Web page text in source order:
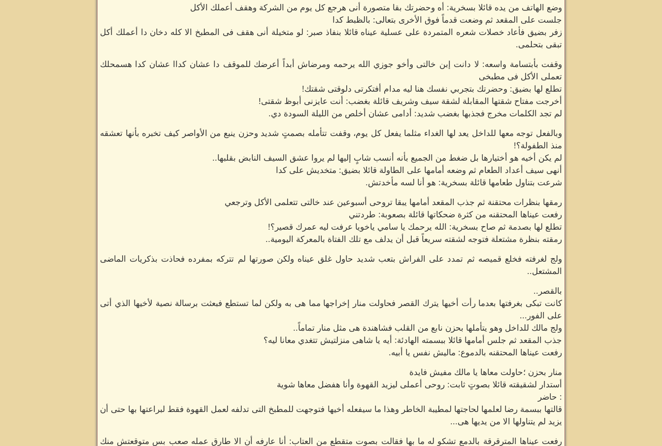
وضع الهاتف من يده قائلا بسخرية: أه وحضرتك بقا متصورة أنى هرجع كل يوم من الشركة وهقف أعملك الأكل
جلست على المقعد ثم وضعت قدماً فوق الأخرى بتعالى: بالظبط كدا
زفر بضيق فأعاد خصلات شعره المتمردة على عسلية عيناه قائلا بنفاذ صبر: لو متخيلة أنى هقف فى المطبخ الا كله دخان دا أعملك أكل
تبقى بتحلمى.
وقفت بأبتسامة واسعه: لا دانت إبن خالتى وأخو جوزي الله يرحمه ومرضاش أبداً أعرضك للموقف دا عشان كداا عشان كدا هسمحلك
تعملى الأكل فى مطبخى
تطلع لها بضيق: وحضرتك بتجربي نفسك هنا ليه مدام أفتكرتى دلوقتى شقتك!
أخرجت مفتاح شقتها المقابلة لشقة سيف وشريف قائلة بغضب: أنت عايزنى أبوظ شقتى!
لم تجد الكلمات مخرج فجذبها بغضب شديد: أدامى عشان أخلص من الليلة السودة دي.
وبالفعل توجه معها للداخل يعد لها الغداء مثلما يفعل كل يوم، وقفت تتأمله بصمتٍ شديد وحزن ينبع من الأواصر كيف تخبره بأنها تعشقه
منذ الطفولة؟!
لم يكن أخيه هو أختيارها بل ضغط من الجميع بأنه أنسب شابٍ إليها لم يروا عشق السيف النابض بقلبها..
أنهى سيف أعداد الطعام ثم وضعه أمامها على الطاولة قائلا بضيق: متخديش على كدا
شرعت بتناول طعامها قائلة بسخرية: هو أنا لسه مأخدتش.
رمقها بنظرات محتقنة ثم جذب المقعد أمامها يبقا تروحى أسبوعين عند خالتى تتعلمى الأكل وترجعي
رفعت عيناها المحتقنه من كثرة ضحكاتها قائلة بصعوبة: طردتني
تطلع لها بصدمة ثم صاح بسخرية: الله يرحمك يا سامي ياخويا عرفت ليه عمرك قصير؟!
رمقته بنظرة مشتعلة فتوجه لشقته سريعاً قبل أن يدلف مع تلك الفتاة بالمعركة اليومية..
ولج لغرفته فخلع قميصه ثم تمدد على الفراش بتعب شديد حاول غلق عيناه ولكن صورتها لم تتركه بمفرده فحاذت بذكريات الماضى
المشتعل..
بالقصر..
كانت تبكى بغرفتها بعدما رأت أخيها يترك القصر فحاولت منار إخراجها مما هى به ولكن لما تستطع فبعثت برسالة نصية لأخيها الذي أتى
على الفور...
ولج مالك للداخل وهو يتأملها بحزن نابع من القلب فشاهندة هى مثل منار تماماً..
جذب المقعد ثم جلس أمامها قائلا ببسمته الهادئة: أيه يا شاهى منزلتيش تتغدي معانا ليه؟
رفعت عيناها المحتقنه بالدموع: ماليش نفس يا أبيه.
منار بحزن ؛حاولت معاها يا مالك مفيش فايدة
أستدار لشقيقته قائلا بصوتٍ ثابت: روحى أعملى ليزيد القهوة وأنا هفضل معاها شوية
: حاضر
قالتها ببسمة رضا لعلمها لحاجتها لمطيبة الخاطر وهذا ما سيفعله أخيها فتوجهت للمطبخ التى تدلفه لعمل القهوة فقط لبراعتها بها حتى أن
يزيد لم يتناولها الا من يديها هى...
رفعت عيناها المترقرقة بالدمع تشكو له ما بها فقالت بصوت متقطع من العتاب: أنا عارفه أن الا طارق عمله صعب بس متوقعتش منك